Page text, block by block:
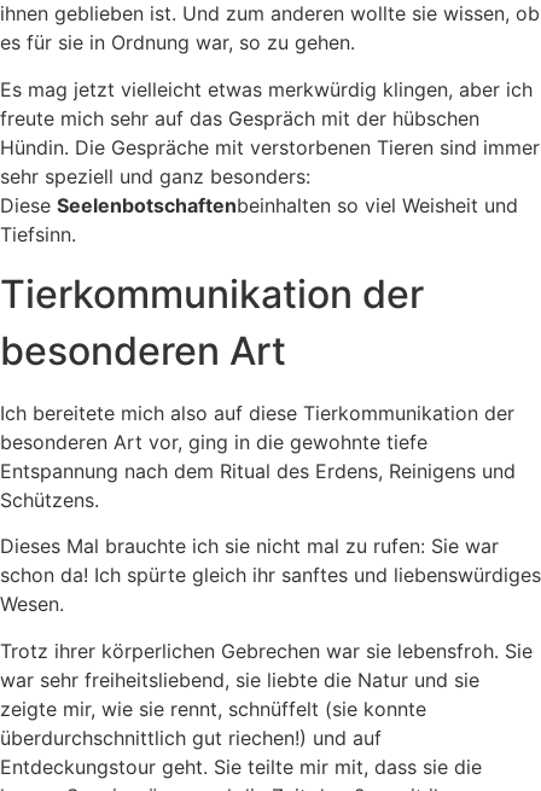
ihnen geblieben ist. Und zum anderen wollte sie wissen, ob
es für sie in Ordnung war, so zu gehen.
Es mag jetzt vielleicht etwas merkwürdig klingen, aber ich
freute mich sehr auf das Gespräch mit der hübschen
Hündin. Die Gespräche mit verstorbenen Tieren sind immer
sehr speziell und ganz besonders:
Diese Seelenbotschaftenbeinhalten so viel Weisheit und
Tiefsinn.
Tierkommunikation der
besonderen Art
Ich bereitete mich also auf diese Tierkommunikation der
besonderen Art vor, ging in die gewohnte tiefe
Entspannung nach dem Ritual des Erdens, Reinigens und
Schützens.
Dieses Mal brauchte ich sie nicht mal zu rufen: Sie war
schon da! Ich spürte gleich ihr sanftes und liebenswürdiges
Wesen.
Trotz ihrer körperlichen Gebrechen war sie lebensfroh. Sie
war sehr freiheitsliebend, sie liebte die Natur und sie
zeigte mir, wie sie rennt, schnüffelt (sie konnte
überdurchschnittlich gut riechen!) und auf
Entdeckungstour geht. Sie teilte mir mit, dass sie die